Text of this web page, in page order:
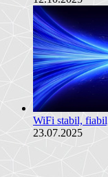
WiFi stabil,
23.07.2025